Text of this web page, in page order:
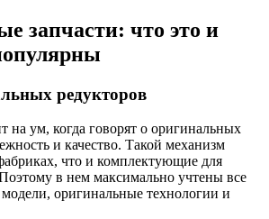
запчасти: что это и
редукторов
на ум, когда говорят о оригинальных
и качество. Такой механизм
что и комплектующие для
в нем максимально учтены все
оригинальные технологии и